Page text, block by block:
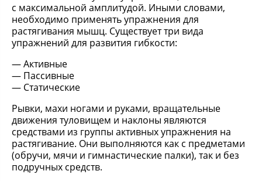
с максимальной амплитудой. Иными словами,
необходимо применять упражнения для
растягивания мышц. Существует три вида
упражнений для развития гибкости:
Активные
Пассивные
Статические
Рывки, махи ногами и руками, вращательные
движения туловищем и наклоны являются
средствами из группы активных упражнения на
растягивание. Они выполняются как с предметами
(обручи, мячи и гимнастические палки), так и без
подручных средств.